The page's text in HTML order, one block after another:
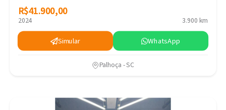
R$41.900,00
R$41.900,00
2024 3.900 km
Simular WhatsApp
Palhoça - SC